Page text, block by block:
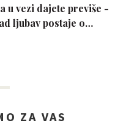
u vezi dajete previše -
ljubav postaje o…